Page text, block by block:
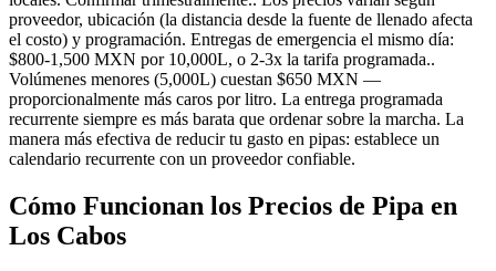
proveedor, ubicación (la distancia desde la fuente de llenado afecta
el costo) y programación. Entregas de emergencia el mismo día:
$800-1,500 MXN por 10,000L, o 2-3x la tarifa programada..
Volúmenes menores (5,000L) cuestan $650 MXN —
proporcionalmente más caros por litro. La entrega programada
recurrente siempre es más barata que ordenar sobre la marcha. La
manera más efectiva de reducir tu gasto en pipas: establece un
calendario recurrente con un proveedor confiable.
Cómo Funcionan los Precios de Pipa en
Los Cabos